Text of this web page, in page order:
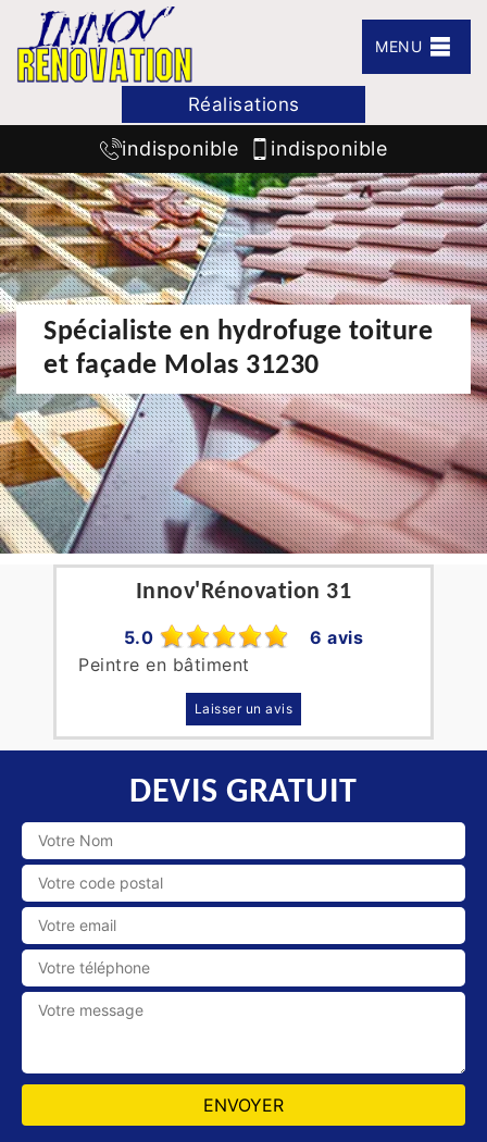
MENU
Réalisations
indisponible indisponible
Spécialiste en hydrofuge toiture
et façade Molas 31230
Innov'Rénovation 31
5.0
6 avis
Peintre en bâtiment
Laisser un avis
DEVIS GRATUIT